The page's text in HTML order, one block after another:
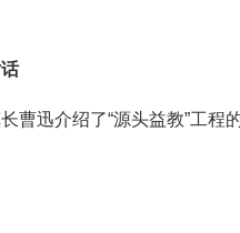
曹迅介绍了“源头益教”工